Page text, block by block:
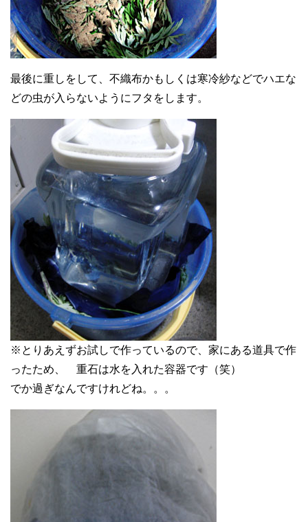
最後に重しをして、不織布かもしくは寒冷紗などでハエな
どの虫が入らないようにフタをします。
※とりあえずお試しで作っているので、家にある道具で作
ったため、 重石は水を入れた容器です（笑）
でか過ぎなんですけれどね。。。